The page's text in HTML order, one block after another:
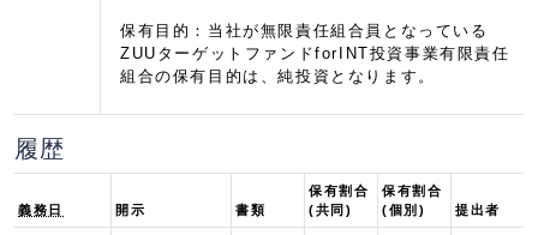
保有目的：当社が無限責任組合員となっている
ZUUターゲットファンドforINT投資事業有限責任
組合の保有目的は、純投資となります。
履歴
義務日 開示 書類
保有割合
(共同)
保有割合
(個別)
提出者